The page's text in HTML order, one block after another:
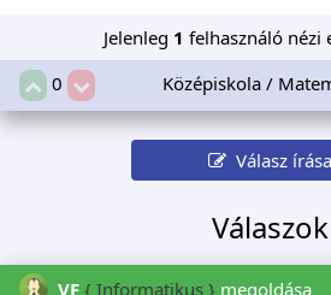
Jelenleg 1 felhasználó nézi
0
Középiskola /
Válasz írása
Válaszok
VF { Informatikus } megoldása